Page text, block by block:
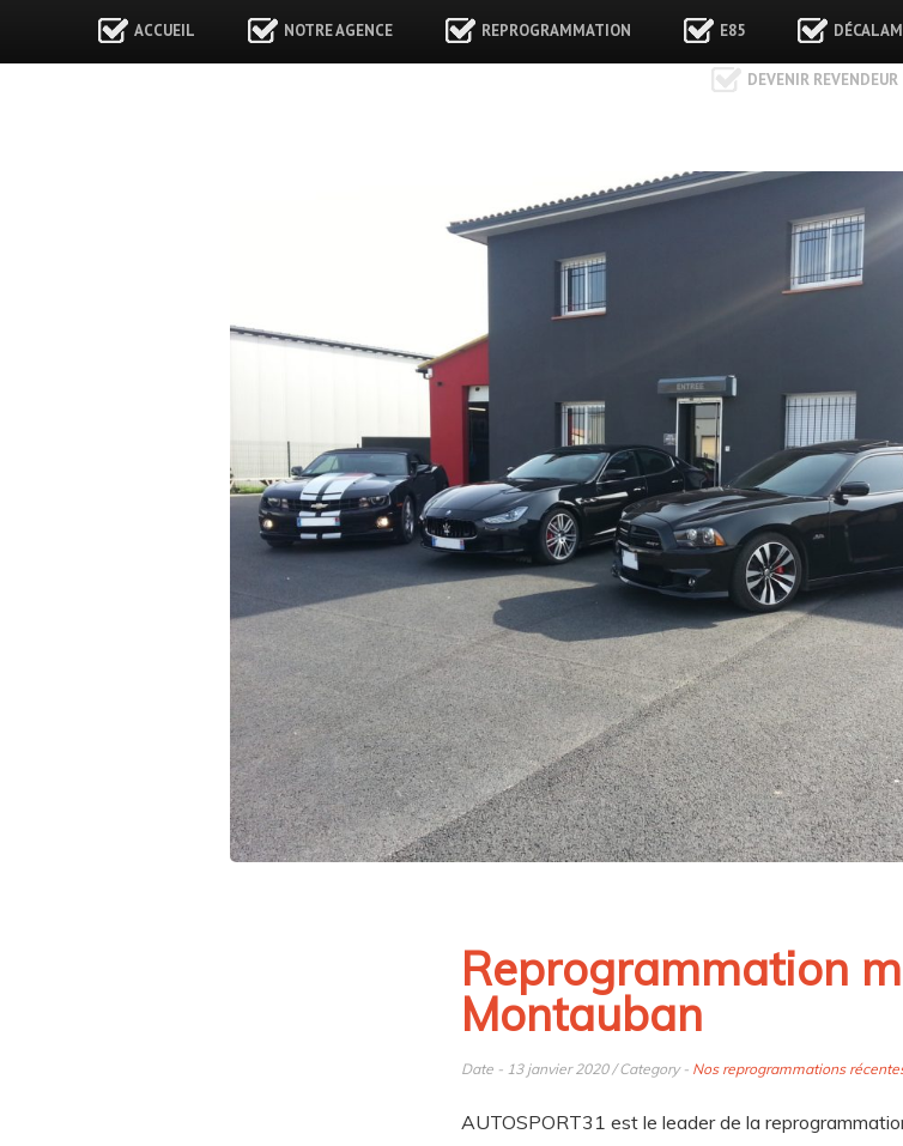
ACCUEIL NOTRE AGENCE REPROGRAMMATION E85
DEVENIR REVENDEUR
Reprogrammation
Montauban
Date - 13 janvier 2020 / Category - Nos reprogrammations
AUTOSPORT31 est le leader de la